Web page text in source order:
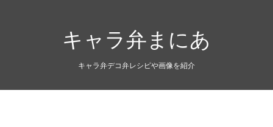
キャラ弁まにあ
キャラ弁デコ弁レシピや画像を紹介